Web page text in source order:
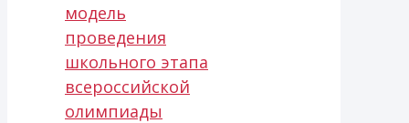
модель
проведения
школьного этапа
всероссийской
олимпиады